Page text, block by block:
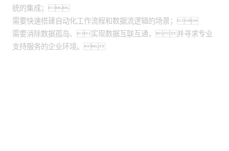
统的集成；
需要快速搭建自动化工作流程和数据流逻辑的场景；
需要消除数据孤岛、实现数据互联互通，并寻求专业
支持服务的企业环境。